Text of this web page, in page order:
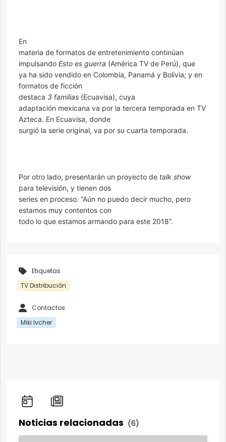
En
materia de formatos de entretenimiento continúan
impulsando Esto es guerra (América TV de Perú), que
ya ha sido vendido en Colombia, Panamá y Bolivia; y en
formatos de ficción
destaca 3 familias (Ecuavisa), cuya
adaptación mexicana va por la tercera temporada en TV
Azteca. En Ecuavisa, donde
surgió la serie original, va por su cuarta temporada.
Por otro lado, presentarán un proyecto de talk show
para televisión, y tienen dos
series en proceso. “Aún no puedo decir mucho, pero
estamos muy contentos con
todo lo que estamos armando para este 2018”.
Etiquetas
TV Distribución
Contactos
Miki Ivcher
Noticias relacionadas (6)